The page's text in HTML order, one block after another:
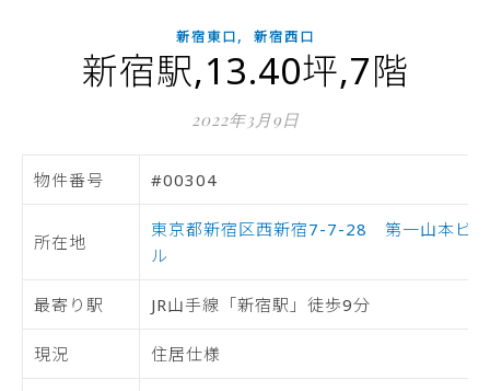
新宿東口, 新宿西口
新宿駅,13.40坪,7階
2022年3月9日
物件番号 #00304
所在地
東京都新宿区西新宿7-7-28 第一山本ビ
ル
最寄り駅 JR山手線「新宿駅」徒歩9分
現況 住居仕様